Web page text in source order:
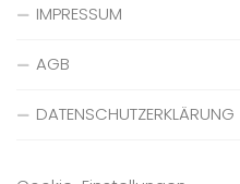
IMPRESSUM
AGB
DATENSCHUTZERKLÄRUNG